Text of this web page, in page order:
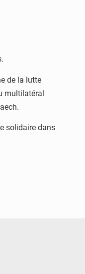
de la lutte
multilatéral
solidaire dans